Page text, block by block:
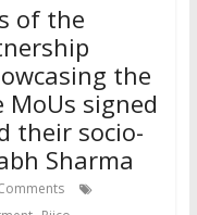
of the
the
signed
their socio-
Sharma